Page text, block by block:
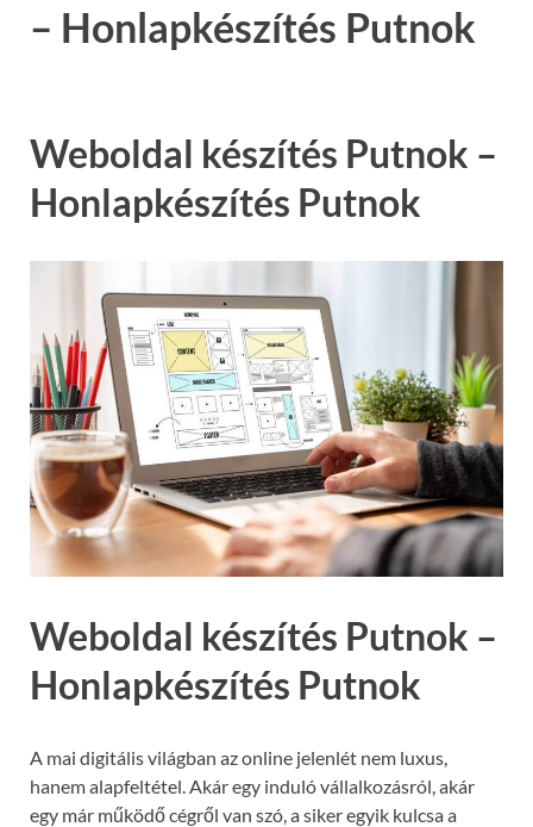
– Honlapkészítés Putnok
Weboldal készítés Putnok –
Honlapkészítés Putnok
Weboldal készítés Putnok –
Honlapkészítés Putnok
A mai digitális világban az online jelenlét nem luxus,
hanem alapfeltétel. Akár egy induló vállalkozásról, akár
egy már működő cégről van szó, a siker egyik kulcsa a